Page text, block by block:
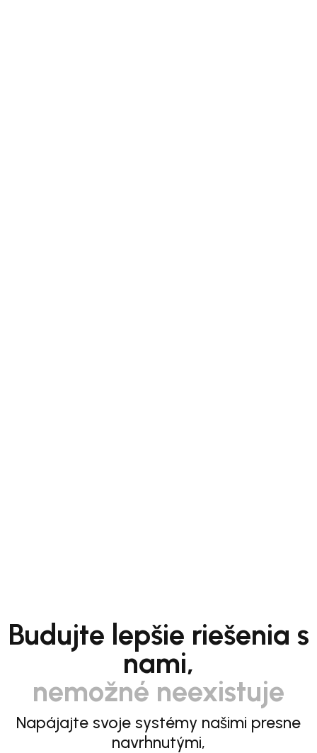
Budujte lepšie riešenia s
nami,
nemožné neexistuje
Napájajte svoje systémy našimi presne
navrhnutými,